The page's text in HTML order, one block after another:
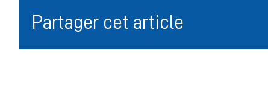
Partager cet article